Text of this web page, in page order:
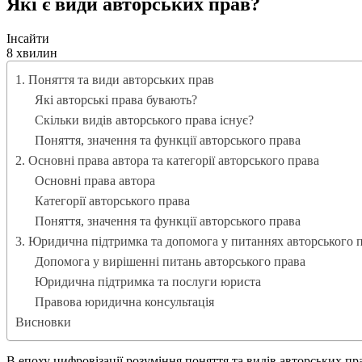
Інсайти
8 хвилин
1. Поняття та види авторських прав
Які авторські права бувають?
Скільки видів авторського права існує?
Поняття, значення та функції авторського права
2. Основні права автора та категорії авторського права
Основні права автора
Категорії авторського права
Поняття, значення та функції авторського права
3. Юридична підтримка та допомога у питаннях авторського
Допомога у вирішенні питань авторського права
Юридична підтримка та послуги юриста
Правова юридична консультація
Висновки